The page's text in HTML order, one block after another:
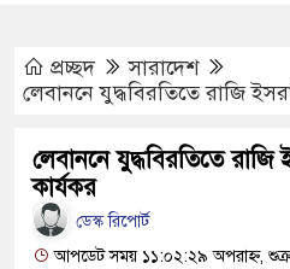
ঘরত আরামে ঘুম যাইত পারগুম’
যুদ্ধে বাংলাদেশের ক্ষতি প্রায় ৪ বিলিয়ন
প্রচ্ছদ
সারাদেশ
লেবাননে যুদ্ধবিরতিতে রাজি
লেবাননে যুদ্ধবিরতিতে
কার্যকর
ডেস্ক রিপোর্ট
আপডেট সময় ১১:০২:২৯ অপরাহ্ন,